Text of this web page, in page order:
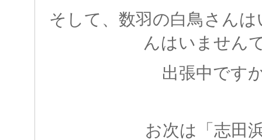
そして、数羽の白鳥さん
んはいません
出張中です
お次は「志田